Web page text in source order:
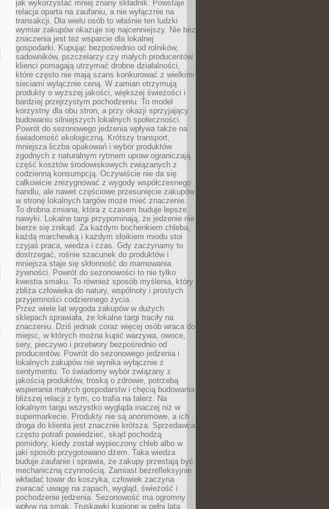
jak wykorzystać mniej znany składnik. Powstaje
relacja oparta na zaufaniu, a nie wyłącznie na
transakcji. Dla wielu osób to właśnie ten ludzki
wymiar zakupów okazuje się najcenniejszy. Nie bez
znaczenia jest też wsparcie dla lokalnej
gospodarki. Kupując bezpośrednio od rolników,
sadowników, pszczelarzy czy małych producentów,
klienci pomagają utrzymać drobne działalności,
które często nie mają szans konkurować z wielkimi
sieciami wyłącznie ceną. W zamian otrzymują
produkty o wyższej jakości, większej świeżości i
bardziej przejrzystym pochodzeniu. To model
korzystny dla obu stron, a przy okazji sprzyjający
budowaniu silniejszych lokalnych społeczności.
Powrót do sezonowego jedzenia wpływa także na
świadomość ekologiczną. Krótszy transport,
mniejsza liczba opakowań i wybór produktów
zgodnych z naturalnym rytmem upraw ograniczają
część kosztów środowiskowych związanych z
codzienną konsumpcją. Oczywiście nie da się
całkowicie zrezygnować z wygody współczesnego
handlu, ale nawet częściowe przesunięcie zakupów
w stronę lokalnych targów może mieć znaczenie.
To drobna zmiana, która z czasem buduje lepsze
nawyki. Lokalne targi przypominają, że jedzenie nie
bierze się znikąd. Za każdym bochenkiem chleba,
każdą marchewką i każdym słoikiem miodu stoi
czyjaś praca, wiedza i czas. Gdy zaczynamy to
dostrzegać, rośnie szacunek do produktów i
mniejsza staje się skłonność do marnowania
żywności. Powrót do sezonowości to nie tylko
kwestia smaku. To również sposób myślenia, który
zbliża człowieka do natury, wspólnoty i prostych
przyjemności codziennego życia.
Przez wiele lat wygoda zakupów w dużych
sklepach sprawiała, że lokalne targi traciły na
znaczeniu. Dziś jednak coraz więcej osób wraca do
miejsc, w których można kupić warzywa, owoce,
sery, pieczywo i przetwory bezpośrednio od
producentów. Powrót do sezonowego jedzenia i
lokalnych zakupów nie wynika wyłącznie z
sentymentu. To świadomy wybór związany z
jakością produktów, troską o zdrowie, potrzebą
wspierania małych gospodarstw i chęcią budowania
bliższej relacji z tym, co trafia na talerz. Na
lokalnym targu wszystko wygląda inaczej niż w
supermarkecie. Produkty nie są anonimowe, a ich
droga do klienta jest znacznie krótsza. Sprzedawca
często potrafi powiedzieć, skąd pochodzą
pomidory, kiedy został wypieczony chleb albo w
jaki sposób przygotowano dżem. Taka wiedza
buduje zaufanie i sprawia, że zakupy przestają być
mechaniczną czynnością. Zamiast bezrefleksyjnie
wkładać towar do koszyka, człowiek zaczyna
zwracać uwagę na zapach, wygląd, świeżość i
pochodzenie jedzenia. Sezonowość ma ogromny
wpływ na smak. Truskawki kupione w pełni lata